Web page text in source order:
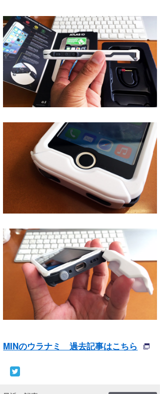
MINのウラナミ 過去記事はこちら